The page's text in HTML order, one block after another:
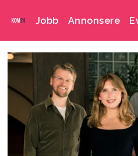
Jobb Annonsere
Emne:
nora
presttun
hindenes